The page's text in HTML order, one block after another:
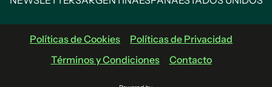
Políticas de Cookies
Políticas de Privacidad
Términos y Condiciones
Contacto